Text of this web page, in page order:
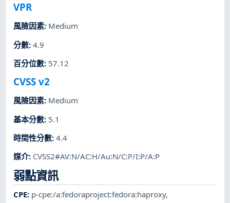
VPR
風險因素: Medium
分數:4.9
百分位數: 57.12
CVSS v2
風險因素: Medium
基本分數: 5.1
時間性分數:4.4
媒介: CVSS2#AV:N/AC:H/Au:N/C:P/I:P/A:P
弱點資訊
CPE: p-cpe:/a:fedoraproject:fedora:haproxy,